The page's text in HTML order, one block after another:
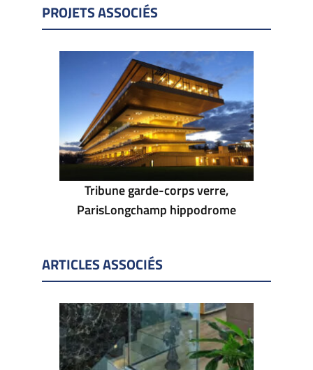
PROJETS ASSOCIÉS
Tribune garde-corps verre,
ParisLongchamp hippodrome
ARTICLES ASSOCIÉS